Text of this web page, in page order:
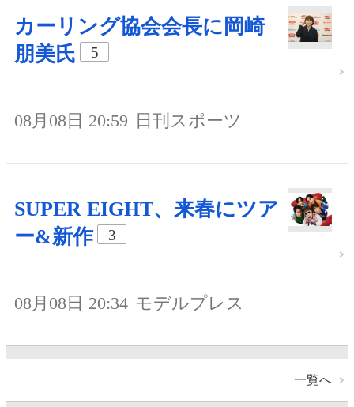
カーリング協会会長に岡崎
朋美氏
5
08月08日 20:59 日刊スポーツ
SUPER EIGHT、来春にツア
ー&新作
3
08月08日 20:34 モデルプレス
一覧へ